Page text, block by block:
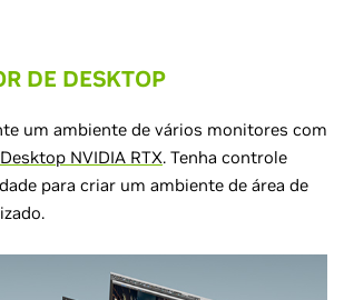
DE DESKTOP
um ambiente de vários monitores com
NVIDIA RTX. Tenha controle
para criar um ambiente de área de